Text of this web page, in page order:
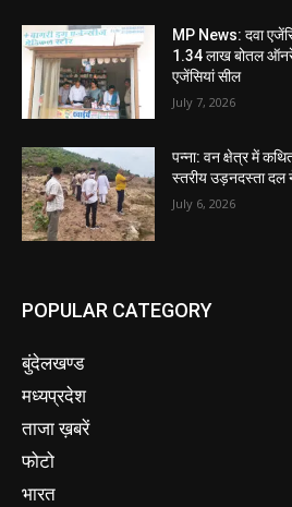
MP News: दवा
1.34 लाख बोतल
एजेंसियां सील
July 7, 2026
पन्ना: वन क्षेत्र में
स्तरीय उड़नदस्ता दल
July 6, 2026
POPULAR CATEGORY
बुंदेलखण्ड
मध्यप्रदेश
ताजा ख़बरें
फोटो
भारत